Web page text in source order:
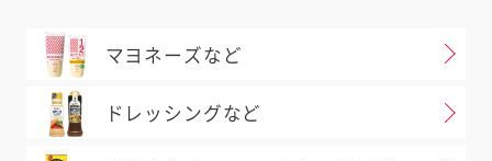
マヨネーズなど
ドレッシングなど